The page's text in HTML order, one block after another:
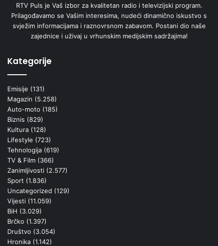
RTV Puls je Vaš izbor za kvalitetan radio i televizijski program.
Prilagođavamo se Vašim interesima, nudeći dinamično iskustvo s
svježim informacijama i raznovrsnom zabavom. Postani dio naše
zajednice i uživaj u vrhunskim medijskim sadržajima!
Kategorije
Emisije (131)
Magazin (5.258)
Auto-moto (185)
Biznis (829)
Kultura (128)
Lifestyle (723)
Tehnologija (619)
TV & Film (366)
Zanimljivosti (2.577)
Sport (1.836)
Uncategorized (129)
Vijesti (11.059)
BiH (3.029)
Brčko (1.397)
Društvo (3.054)
Hronika (1.142)